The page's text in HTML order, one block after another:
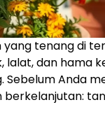
tenang di
lalat, dan hama
Anda
berkelanjutan: